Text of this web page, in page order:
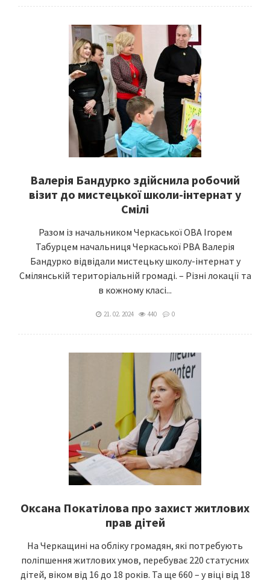
Валерія Бандурко здійснила робочий
візит до мистецької школи-інтернат у
Смілі
Разом із начальником Черкаської ОВА Ігорем
Табурцем начальниця Черкаської РВА Валерія
Бандурко відвідали мистецьку школу-інтернат у
Смілянській територіальній громаді. – Різні локації та
в кожному класі...
21. 02. 2024 440 0
Оксана Покатілова про захист житлових
прав дітей
На Черкащині на обліку громадян, які потребують
поліпшення житлових умов, перебуває 220 статусних
дітей, віком від 16 до 18 років. Та ще 660 – у віці від 18